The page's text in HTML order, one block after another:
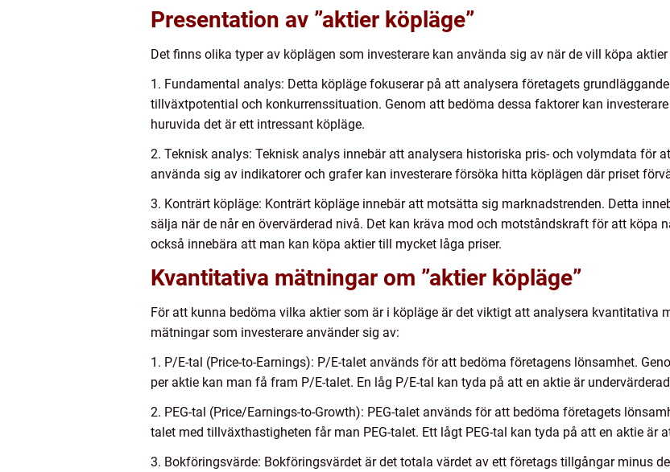
Presentation av ”aktier köpläge”
Det finns olika typer av köplägen som investerare kan använda sig av när de vill köpa
1. Fundamental analys: Detta köpläge fokuserar på att analysera företagets
tillväxtpotential och konkurrenssituation. Genom att bedöma dessa faktorer kan
huruvida det är ett intressant köpläge.
2. Teknisk analys: Teknisk analys innebär att analysera historiska pris- och volymdata för
använda sig av indikatorer och grafer kan investerare försöka hitta köplägen där priset
3. Konträrt köpläge: Konträrt köpläge innebär att motsätta sig marknadstrenden. Detta
sälja när de når en övervärderad nivå. Det kan kräva mod och motståndskraft för att köpa
också innebära att man kan köpa aktier till mycket låga priser.
Kvantitativa mätningar om ”aktier köpläge”
För att kunna bedöma vilka aktier som är i köpläge är det viktigt att analysera kvantitativa
mätningar som investerare använder sig av:
1. P/E-tal (Price-to-Earnings): P/E-talet används för att bedöma företagens lönsamhet.
per aktie kan man få fram P/E-talet. En låg P/E-tal kan tyda på att en aktie är
2. PEG-tal (Price/Earnings-to-Growth): PEG-talet används för att bedöma företagets
talet med tillväxthastigheten får man PEG-talet. Ett lågt PEG-tal kan tyda på att en aktie är
3. Bokföringsvärde: Bokföringsvärdet är det totala värdet av ett företags tillgångar minus